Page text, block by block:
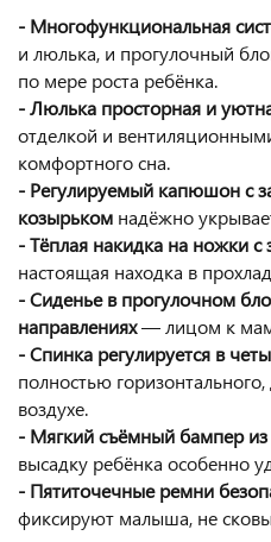
- Многофункциональная
и люлька, и прогулочный
по мере роста ребёнка.
- Люлька просторная и
отделкой и
комфортного сна.
- Регулируемый капюшон с
козырьком надёжно
- Тёплая накидка на ножки с
настоящая находка в
- Сиденье в прогулочном
направлениях— лицом к
- Спинка регулируется в
полностью
воздухе.
- Мягкий съёмный бампер
высадку ребёнка особенно
- Пятиточечные ремни
фиксируют малыша, не